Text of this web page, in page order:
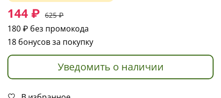
144 ₽ 625 ₽
180 ₽ без промокода
18 бонусов за покупку
Уведомить о наличии